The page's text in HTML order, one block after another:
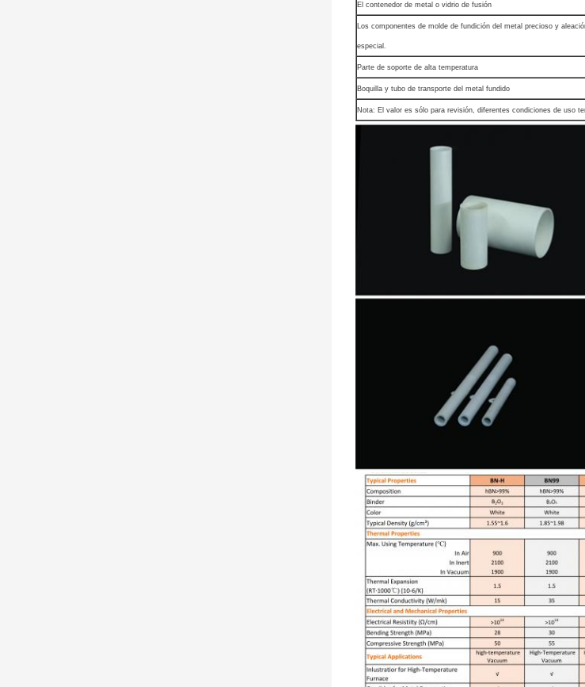
El contenedor de metal o vidrio de fusión
Los componentes de molde de fundición del metal precioso y
especial.
Parte de soporte de alta temperatura
Boquilla y tubo de transporte del metal fundido
Nota: El valor es sólo para revisión, diferentes condiciones de uso